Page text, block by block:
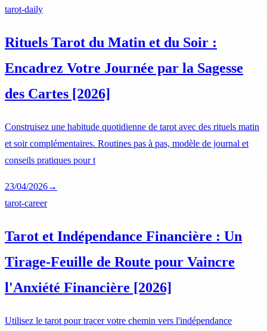
tarot-daily
Rituels Tarot du Matin et du Soir :
Encadrez Votre Journée par la Sagesse
des Cartes [2026]
Construisez une habitude quotidienne de tarot avec des rituels matin
et soir complémentaires. Routines pas à pas, modèle de journal et
conseils pratiques pour t
23/04/2026→
tarot-career
Tarot et Indépendance Financière : Un
Tirage-Feuille de Route pour Vaincre
l'Anxiété Financière [2026]
Utilisez le tarot pour tracer votre chemin vers l'indépendance